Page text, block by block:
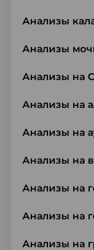
Анализы
Анализы
Анализы на
Анализы на
Анализы на
Анализы на
Анализы на
Анализы на
Анализы на